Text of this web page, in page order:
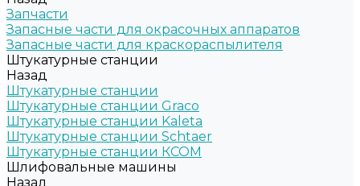
Запчасти
Запасные части для окрасочных аппаратов
Запасные части для краскораспылителя
Штукатурные станции
Назад
Штукатурные станции
Штукатурные станции Graco
Штукатурные станции Kaleta
Штукатурные станции Schtaer
Штукатурные станции КСОМ
Шлифовальные машины
Назад